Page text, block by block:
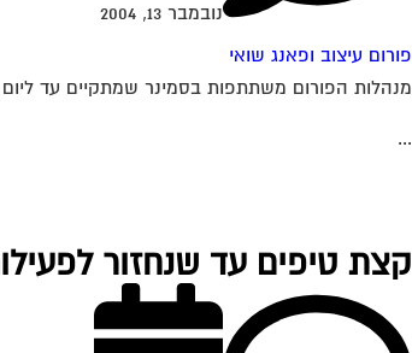
פורום עיצוב ופאנג שואי
נובמבר 13, 2004
מנהלות הפורום משתתפות בסמינר שמתקיים עד ליום שלישי 17.11 לפיכך תשובות תענינה החל מתאריך זה. נא
...
קצת טיפים עד שנחזור